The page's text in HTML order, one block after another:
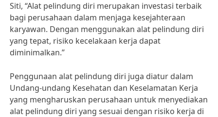
Siti, “Alat pelindung diri merupakan investasi terbaik
bagi perusahaan dalam menjaga kesejahteraan
karyawan. Dengan menggunakan alat pelindung diri
yang tepat, risiko kecelakaan kerja dapat
diminimalkan.”
Penggunaan alat pelindung diri juga diatur dalam
Undang-undang Kesehatan dan Keselamatan Kerja
yang mengharuskan perusahaan untuk menyediakan
alat pelindung diri yang sesuai dengan risiko kerja di